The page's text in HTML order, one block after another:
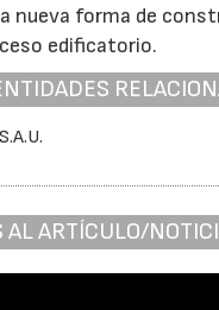
nueva forma de
edificatorio.
AL ARTÍCULO/